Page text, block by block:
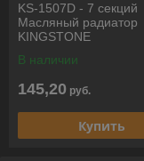
KS-1507D - 7 секций
Масляный радиатор
KINGSTONE
В наличии
145,20 руб.
Купить